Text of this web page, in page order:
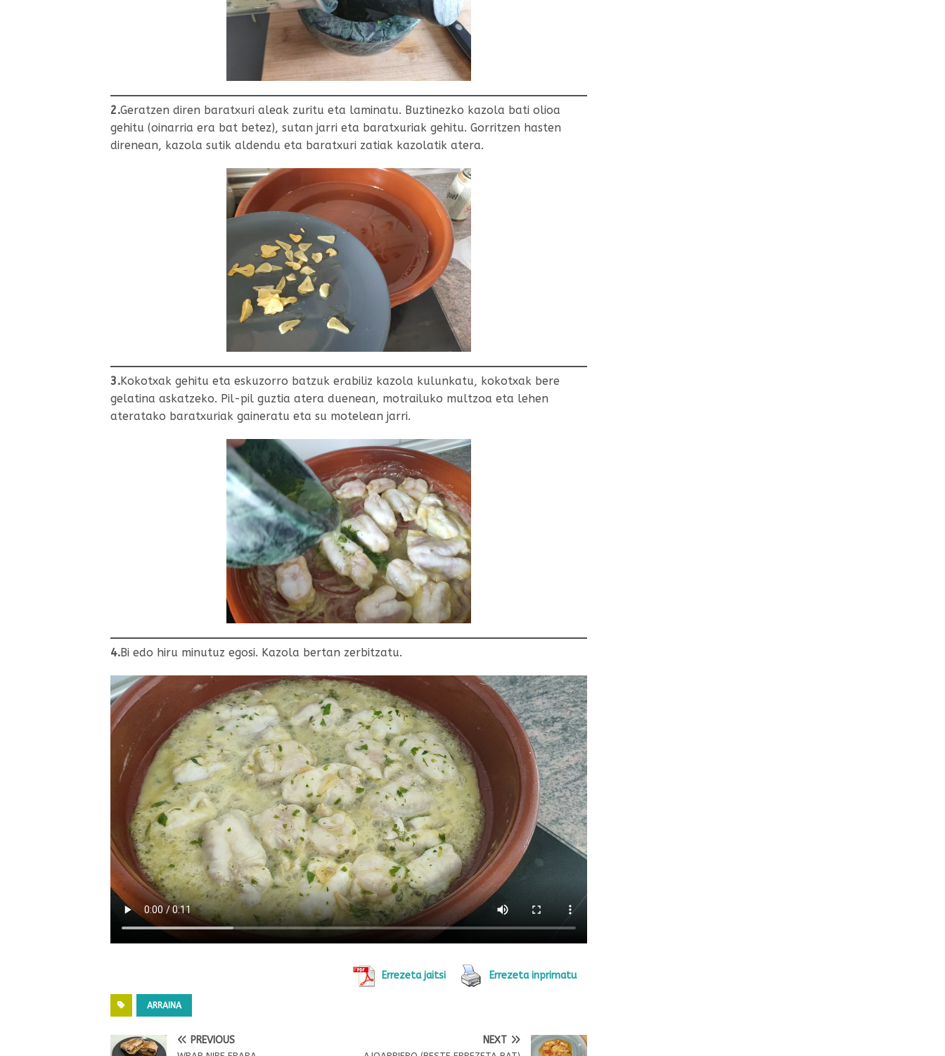
2.Geratzen diren baratxuri aleak zuritu eta laminatu. Buztinezko kazola bati olioa
gehitu (oinarria era bat betez), sutan jarri eta baratxuriak gehitu. Gorritzen hasten
direnean, kazola sutik aldendu eta baratxuri zatiak kazolatik atera.
3.Kokotxak gehitu eta eskuzorro batzuk erabiliz kazola kulunkatu, kokotxak bere
gelatina askatzeko. Pil-pil guztia atera duenean, motrailuko multzoa eta lehen
ateratako baratxuriak gaineratu eta su motelean jarri.
4.Bi edo hiru minutuz egosi. Kazola bertan zerbitzatu.
Errezeta jaitsi Errezeta inprimatu
ARRAINA
PREVIOUS NEXT